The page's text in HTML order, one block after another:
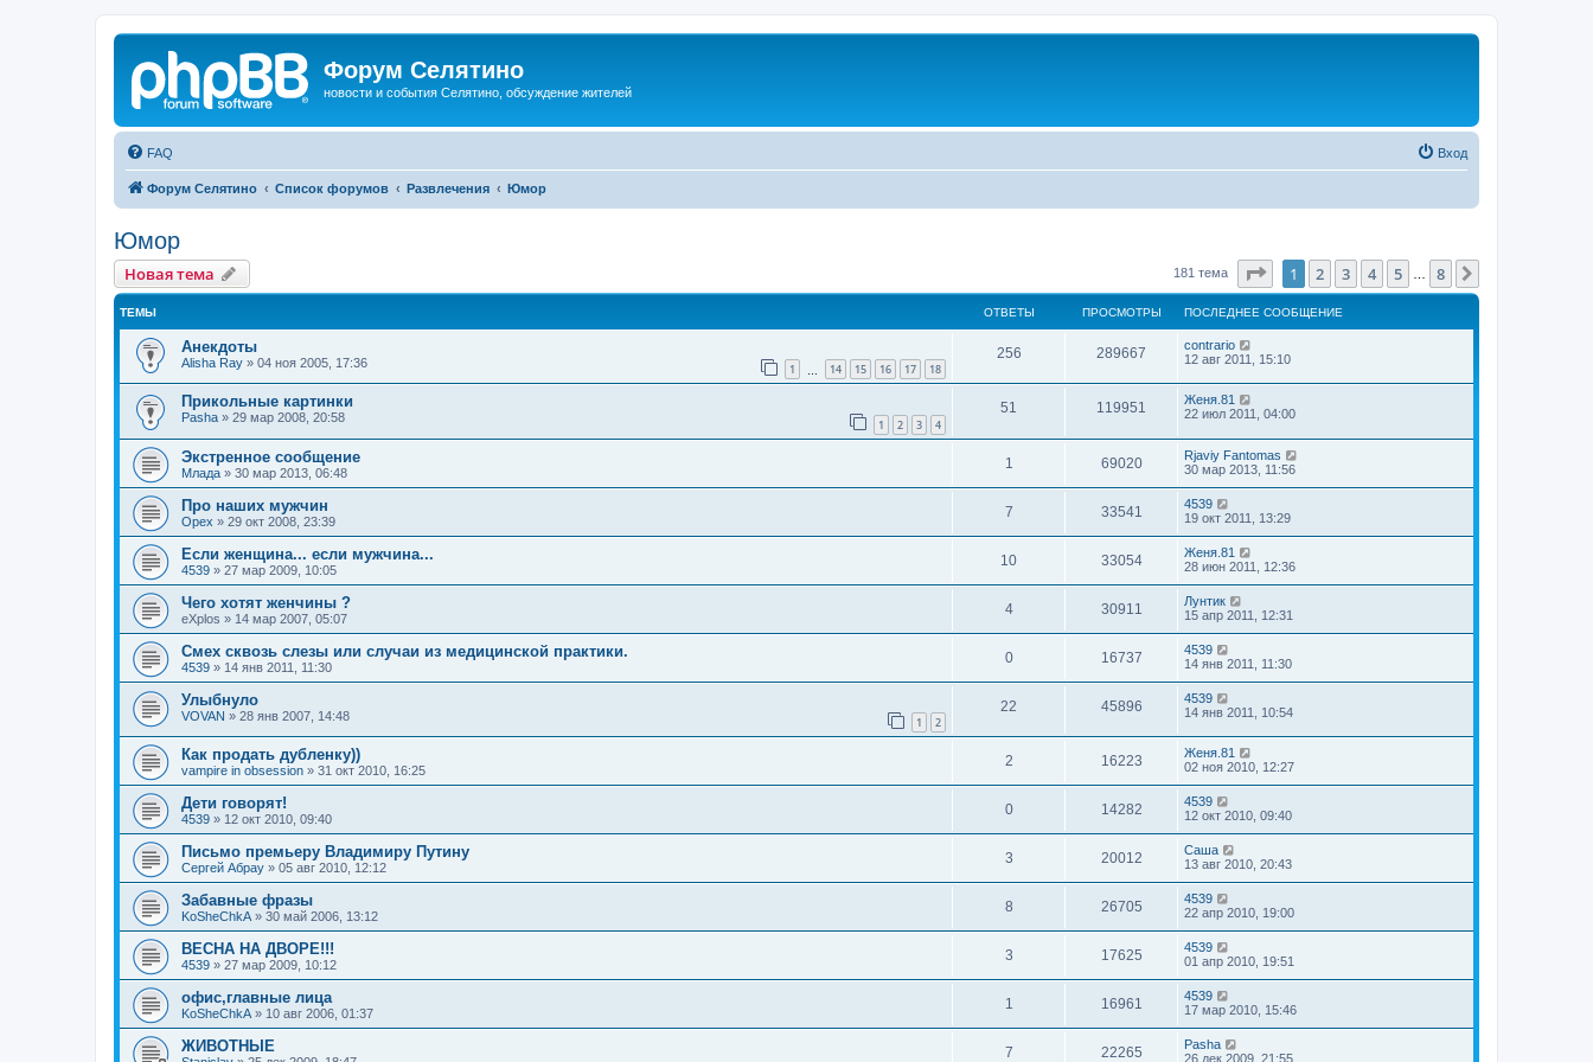
Форум Селятино
новости и события Селятино, обсуждение жителей
FAQ Вход
Форум Селятино Список форумов Развлечения Юмор
Юмор
Новая тема 181 тема Страница1 из
1 2 3 4 5 8
ТЕМЫ ОТВЕТЫ ПРОСМОТРЫ ПОСЛЕДНЕЕ СООБЩЕНИЕ
Анекдоты
Alisha Ray » 04 ноя 2005, 17:36 1 14 15 16 17 18
256 289667
contrario
12 авг 2011, 15:10
Прикольные картинки
Pasha » 29 мар 2008, 20:58 1 2 3 4
51 119951
Женя.81
22 июл 2011, 04:00
Экстренное сообщение
Млада » 30 мар 2013, 06:48
1 69020
Rjaviy Fantomas
30 мар 2013, 11:56
Про наших мужчин
Орех » 29 окт 2008, 23:39
7 33541
4539
19 окт 2011, 13:29
Если женщина... если мужчина...
4539 » 27 мар 2009, 10:05
10 33054
Женя.81
28 июн 2011, 12:36
Чего хотят женчины ?
eXplos » 14 мар 2007, 05:07
4 30911
Лунтик
15 апр 2011, 12:31
Смех сквозь слезы или случаи из медицинской практики.
4539 » 14 янв 2011, 11:30
0 16737
4539
14 янв 2011, 11:30
Улыбнуло
VOVAN » 28 янв 2007, 14:48 1 2
22 45896
4539
14 янв 2011, 10:54
Как продать дубленку))
vampire in obsession » 31 окт 2010, 16:25
2 16223
Женя.81
02 ноя 2010, 12:27
Дети говорят!
4539 » 12 окт 2010, 09:40
0 14282
4539
12 окт 2010, 09:40
Письмо премьеру Владимиру Путину
Сергей Абрау » 05 авг 2010, 12:12
3 20012
Саша
13 авг 2010, 20:43
Забавные фразы
KoSheChkA» 30 май 2006, 13:12
8 26705
4539
22 апр 2010, 19:00
ВЕСНА НА ДВОРЕ!!!
4539 » 27 мар 2009, 10:12
3 17625
4539
01 апр 2010, 19:51
офис,главные лица
KoSheChkA» 10 авг 2006, 01:37
1 16961
4539
17 мар 2010, 15:46
ЖИВОТНЫЕ 7 22265
Pasha
26 дек 2009, 21:55